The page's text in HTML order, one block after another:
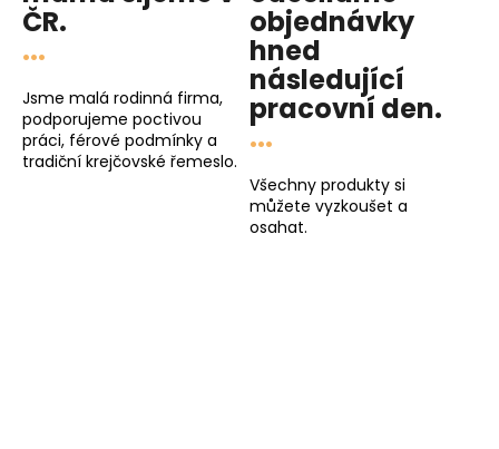
ČR.
...
Jsme malá rodinná firma,
podporujeme poctivou
práci, férové podmínky a
tradiční krejčovské řemeslo.
objednávky
hned
následující
pracovní den.
...
Všechny produkty si
můžete vyzkoušet a
osahat.